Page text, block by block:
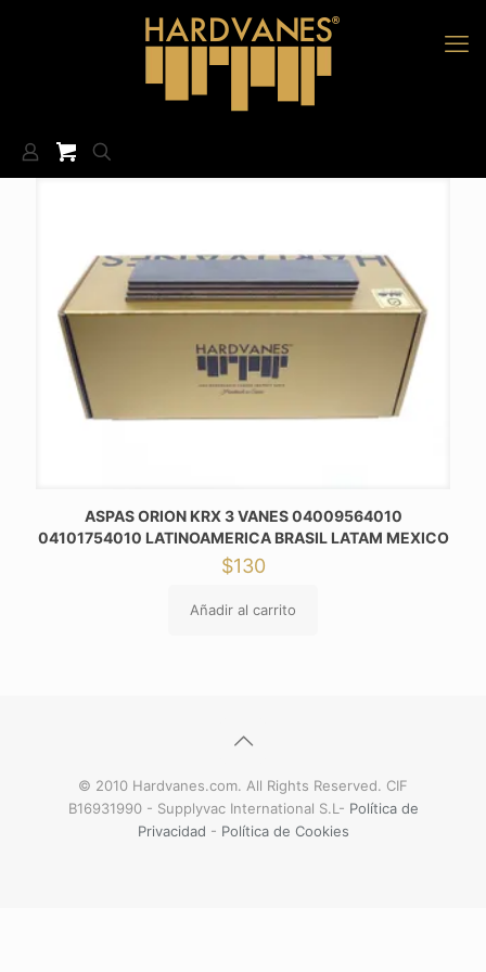
ASPAS ORION KRX 3 VANES 04009564010
04101754010 LATINOAMERICA BRASIL LATAM MEXICO
$130
Añadir al carrito
© 2010 Hardvanes.com. All Rights Reserved. CIF
B16931990 - Supplyvac International S.L- Política de
Privacidad - Política de Cookies